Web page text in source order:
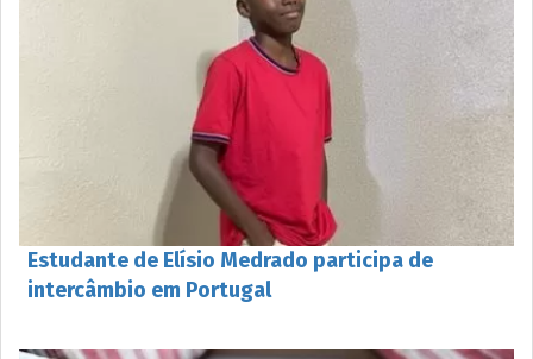
Estudante de Elísio Medrado participa de
intercâmbio em Portugal